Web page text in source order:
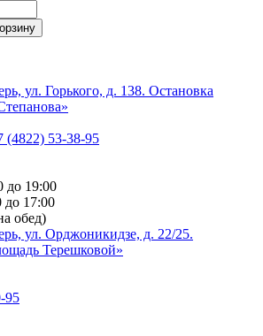
ул. Горького, д. 138. Остановка
(4822) 53-38-95
до 19:00
до 17:00
обед)
ул. Орджоникидзе, д. 22/25.
Терешковой»
95